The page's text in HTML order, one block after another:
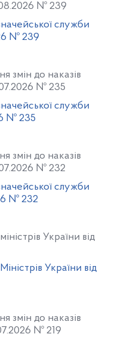
№ 239
служби
№ 239
змін до наказів
№ 235
служби
№ 235
змін до наказів
№ 232
служби
№ 232
України від
України від
змін до наказів
№ 219